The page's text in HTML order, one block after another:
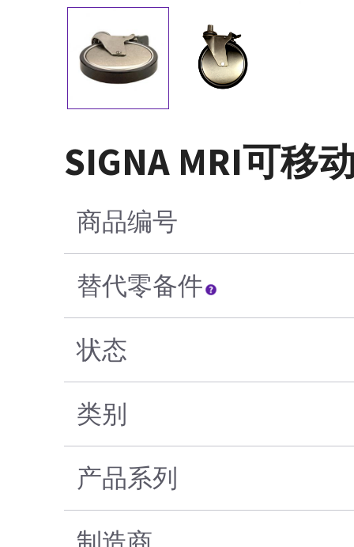
SIGNA MRI可移
商品编号
替代零备件
状态
类别
产品系列